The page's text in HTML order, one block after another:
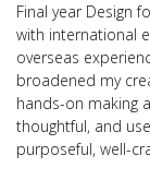
Final year Design
with international
overseas
broadened my
hands-on making
thoughtful, and
purposeful, well-